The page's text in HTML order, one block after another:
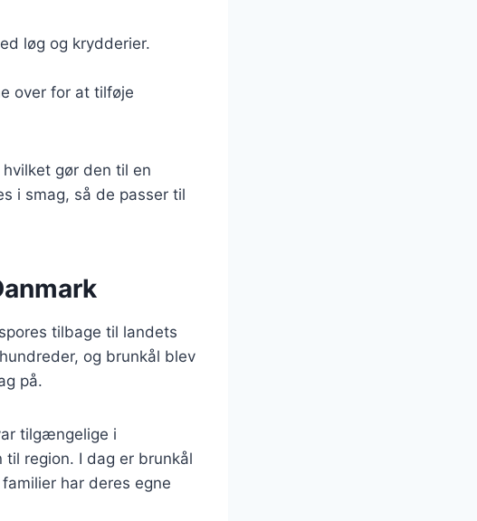
løg og krydderier.
over for at tilføje
gør den til en
i smag, så de passer til
tilbage til landets
og brunkål blev
på.
tilgængelige i
region. I dag er brunkål
har deres egne